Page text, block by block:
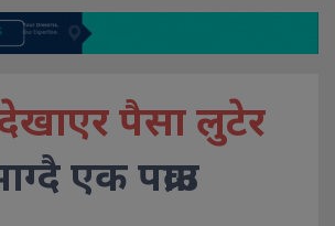
पैसा लुटेर
एक पक्राउ